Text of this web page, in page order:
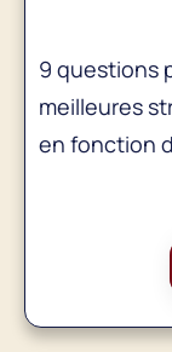
9 questions
meilleures
en fonction